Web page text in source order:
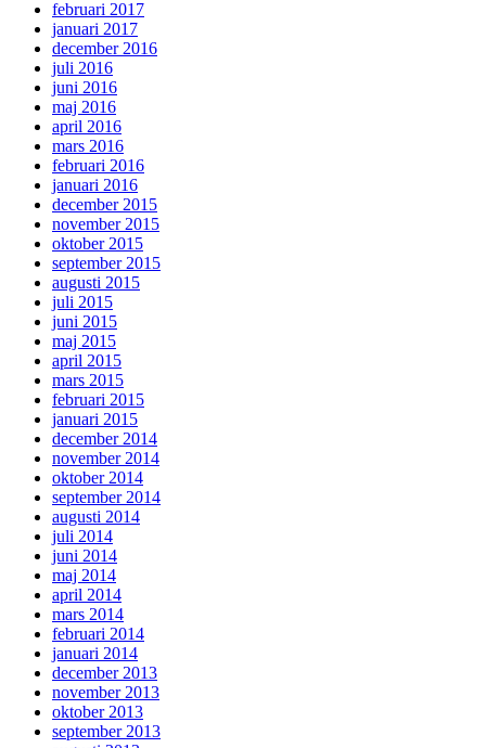
februari 2017
januari 2017
december 2016
juli 2016
juni 2016
maj 2016
april 2016
mars 2016
februari 2016
januari 2016
december 2015
november 2015
oktober 2015
september 2015
augusti 2015
juli 2015
juni 2015
maj 2015
april 2015
mars 2015
februari 2015
januari 2015
december 2014
november 2014
oktober 2014
september 2014
augusti 2014
juli 2014
juni 2014
maj 2014
april 2014
mars 2014
februari 2014
januari 2014
december 2013
november 2013
oktober 2013
september 2013